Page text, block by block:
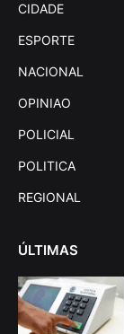
CIDADE
ESPORTE
NACIONAL
OPINIAO
POLICIAL
POLITICA
REGIONAL
ÚLTIMAS